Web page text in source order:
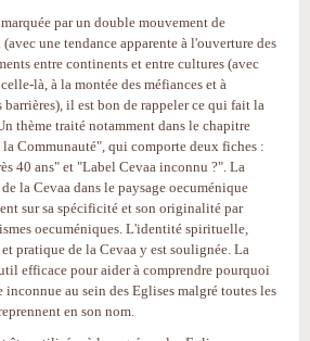
par un double mouvement de
une tendance apparente à l'ouverture des
entre continents et entre cultures (avec
là, à la montée des méfiances et à
il est bon de rappeler ce qui fait la
thème traité notamment dans le chapitre
Communauté", qui comporte deux fiches :
40 ans" et "Label Cevaa inconnu ?". La
la Cevaa dans le paysage oecuménique
sur sa spécificité et son originalité par
oecuméniques. L'identité spirituelle,
pratique de la Cevaa y est soulignée. La
efficace pour aider à comprendre pourquoi
inconnue au sein des Eglises malgré toutes les
en son nom.